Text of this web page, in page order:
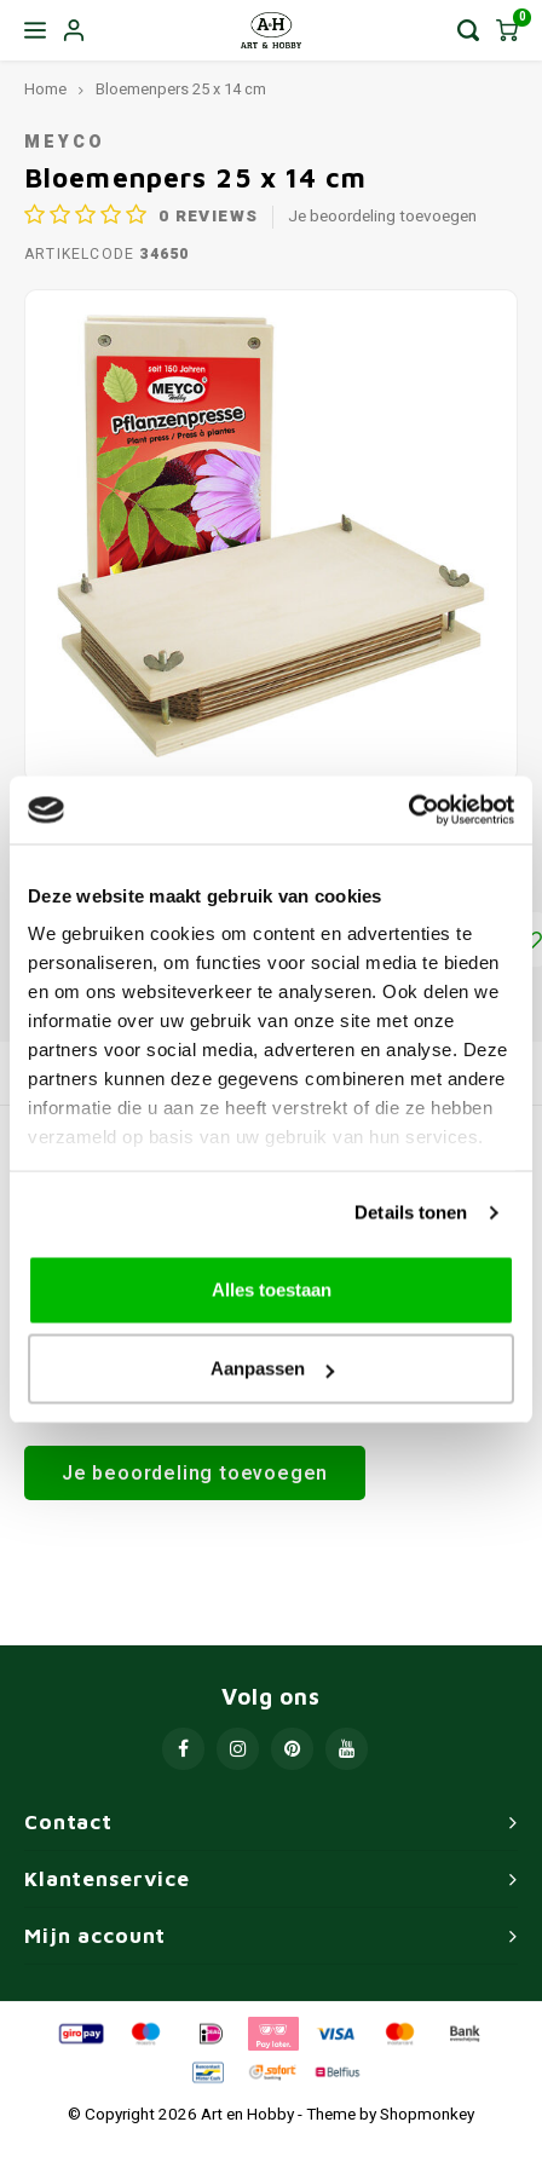
Deze website maakt gebruik van cookies
We gebruiken cookies om content en advertenties te
personaliseren, om functies voor social media te bieden
en om ons websiteverkeer te analyseren. Ook delen we
informatie over uw gebruik van onze site met onze
partners voor social media, adverteren en analyse. Deze
partners kunnen deze gegevens combineren met andere
informatie die u aan ze heeft verstrekt of die ze hebben
verzameld op basis van uw gebruik van hun services.
Details tonen
Alles toestaan
Aanpassen
0
Home Bloemenpers 25 x 14 cm
MEYCO
Bloemenpers 25 x 14 cm
0 REVIEWS Je beoordeling toevoegen
ARTIKELCODE 34650
€12,99
Toevoegen aan winkelwagen
DELEN:
Productomschrijving
STERREN OP BASIS VAN
Alle reviews
Je beoordeling toevoegen
Contact
Volg ons
Klantenservice
Mijn account
© Copyright 2026 Art en Hobby - Theme byShopmonkey